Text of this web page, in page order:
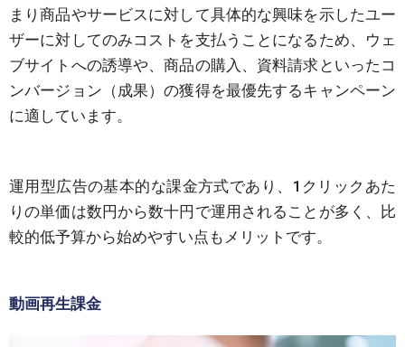
まり商品やサービスに対して具体的な興味を示したユー
ザーに対してのみコストを支払うことになるため、ウェ
ブサイトへの誘導や、商品の購入、資料請求といったコ
ンバージョン（成果）の獲得を最優先するキャンペーン
に適しています。
運用型広告の基本的な課金方式であり、1クリックあた
りの単価は数円から数十円で運用されることが多く、比
較的低予算から始めやすい点もメリットです。
動画再生課金